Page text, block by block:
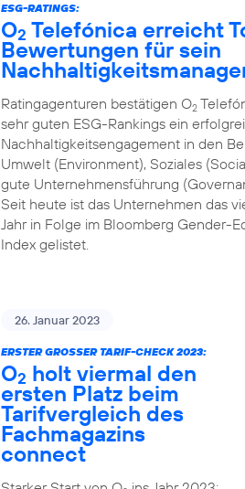
ESG-RATINGS:
O2 Telefónica erreicht
Bewertungen für sein
Ratingagenturen bestätigen O2
sehr guten ESG-Rankings ein
Nachhaltigkeitsengagement in den
Umwelt (Environment), Soziales
gute Unternehmensführung
Seit heute ist das Unternehmen das
Jahr in Folge im Bloomberg Gender-
Index gelistet.
26. Januar 2023
ERSTER GROSSER TARIF-CHECK 2023:
O2 holt viermal den
ersten Platz beim
Tarifvergleich des
Fachmagazins
connect